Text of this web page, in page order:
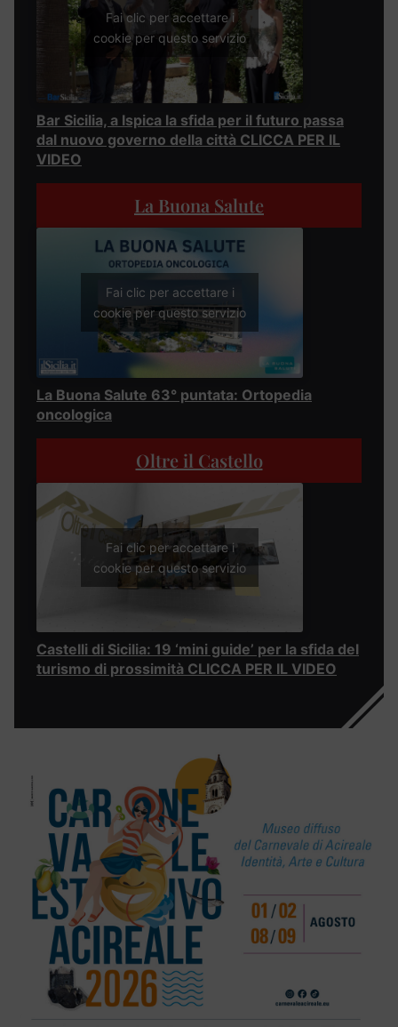
Fai clic per accettare i
cookie per questo servizio
Bar Sicilia, a Ispica la sfida per il futuro passa
dal nuovo governo della città CLICCA PER IL
VIDEO
La Buona Salute
Fai clic per accettare i
cookie per questo servizio
La Buona Salute 63° puntata: Ortopedia
oncologica
Oltre il Castello
Fai clic per accettare i
cookie per questo servizio
Castelli di Sicilia: 19 ‘mini guide’ per la sfida del
turismo di prossimità CLICCA PER IL VIDEO